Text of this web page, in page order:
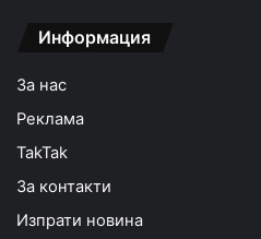
Информация
За нас
Реклама
TakTak
За контакти
Изпрати новина